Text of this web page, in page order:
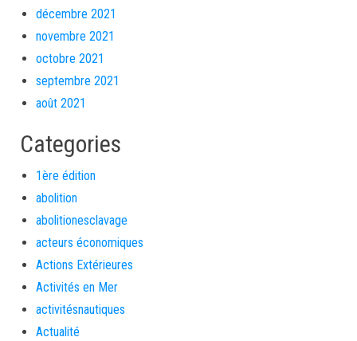
décembre 2021
novembre 2021
octobre 2021
septembre 2021
août 2021
Categories
1ère édition
abolition
abolitionesclavage
acteurs économiques
Actions Extérieures
Activités en Mer
activitésnautiques
Actualité